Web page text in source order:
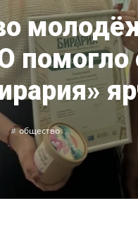
помогло
общество